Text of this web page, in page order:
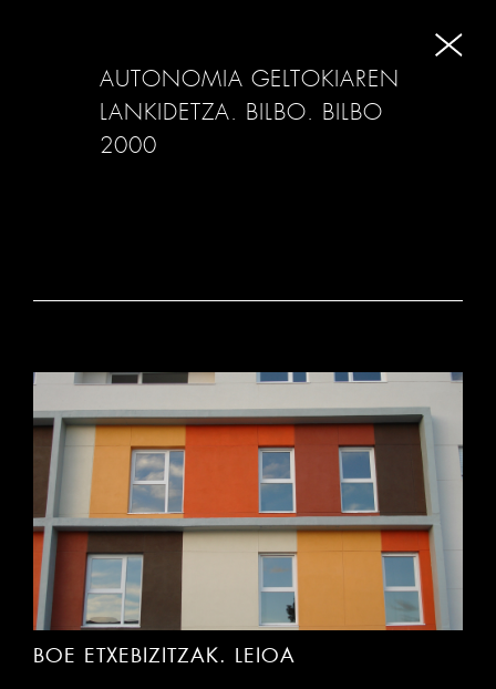
AUTONOMIA GELTOKIAREN
LANKIDETZA. BILBO. BILBO
2000
BOE ETXEBIZITZAK. LEIOA